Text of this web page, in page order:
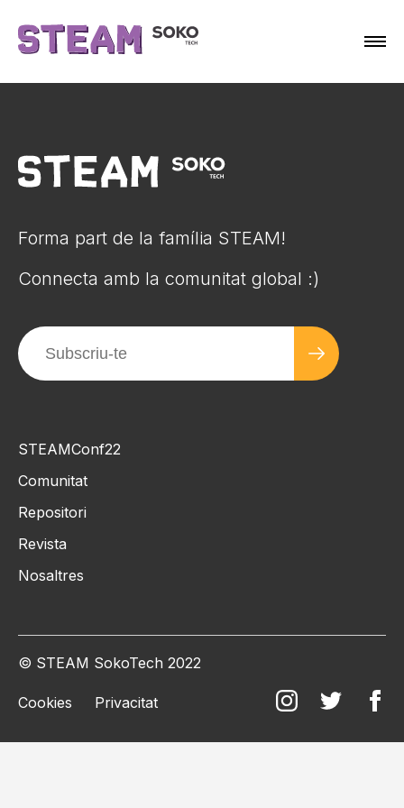
Forma part de la família STEAM!
Connecta amb la comunitat global :)
STEAMConf22
Comunitat
Repositori
Revista
Nosaltres
© STEAM SokoTech 2022
Cookies Privacitat